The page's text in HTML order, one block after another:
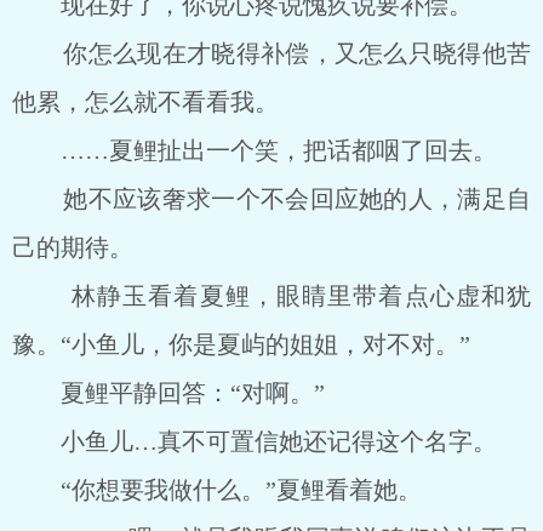
你怎么现在才晓得补偿，又怎么只晓得他苦
他累，怎么就不看看我。
……夏鲤扯出一个笑，把话都咽了回去。
她不应该奢求一个不会回应她的人，满足自
己的期待。
林静玉看着夏鲤，眼睛里带着点心虚和犹
豫。“小鱼儿，你是夏屿的姐姐，对不对。”
夏鲤平静回答：“对啊。”
小鱼儿…真不可置信她还记得这个名字。
“你想要我做什么。”夏鲤看着她。